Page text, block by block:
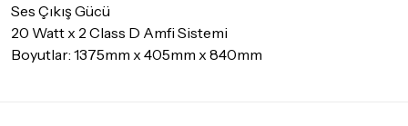
Ses Çıkış Gücü
20 Watt x 2 Class D Amfi Sistemi
Boyutlar: 1375mm x 405mm x 840mm